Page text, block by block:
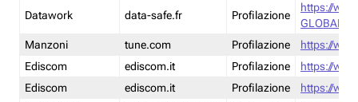
Datawork data-safe.fr Profilazione
https://
GLOBAL-
Manzoni
tune.com Profilazione
https://
Ediscom
ediscom.it Profilazione
https://
Ediscom
ediscom.it Profilazione
https://